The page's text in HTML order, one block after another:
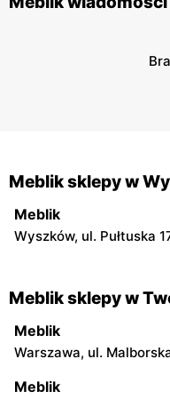
Meblik sklepy w
Meblik
Wyszków, ul. Pułtuska
Meblik sklepy w
Meblik
Warszawa, ul.
Meblik